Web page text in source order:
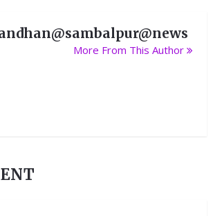
More From This Author